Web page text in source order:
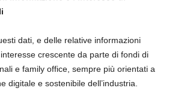
dati, e delle relative informazioni
crescente da parte di fondi di
e family office, sempre più orientati a
digitale e sostenibile dell’industria.